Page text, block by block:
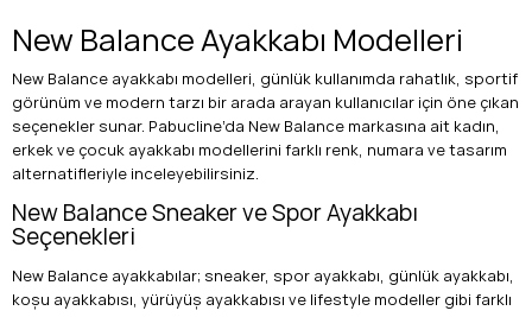
New Balance Ayakkabı Modelleri
New Balance ayakkabı modelleri, günlük kullanımda rahatlık, sportif
görünüm ve modern tarzı bir arada arayan kullanıcılar için öne çıkan
seçenekler sunar. Pabucline’da New Balance markasına ait kadın,
erkek ve çocuk ayakkabı modellerini farklı renk, numara ve tasarım
alternatifleriyle inceleyebilirsiniz.
New Balance Sneaker ve Spor Ayakkabı
Seçenekleri
New Balance ayakkabılar; sneaker, spor ayakkabı, günlük ayakkabı,
koşu ayakkabısı, yürüyüş ayakkabısı ve lifestyle modeller gibi farklı